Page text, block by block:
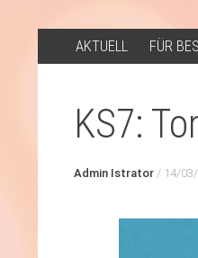
INHALT
AKTUELL FÜR
KS7:
Admin Istrator / 14/